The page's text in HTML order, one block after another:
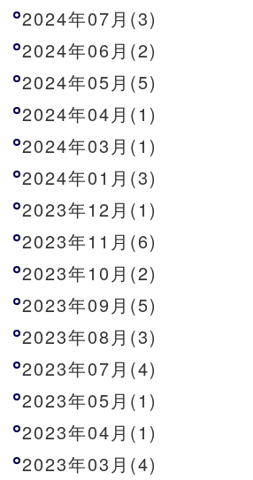
2024年07月(3)
2024年06月(2)
2024年05月(5)
2024年04月(1)
2024年03月(1)
2024年01月(3)
2023年12月(1)
2023年11月(6)
2023年10月(2)
2023年09月(5)
2023年08月(3)
2023年07月(4)
2023年05月(1)
2023年04月(1)
2023年03月(4)